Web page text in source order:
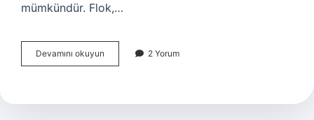
mümkündür. Flok,…
Devamını okuyun
nedir
2 Yorum